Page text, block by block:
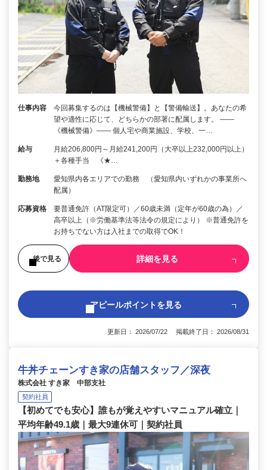
仕事内容
今回募集するのは【機械警備】と【警備輸送】。あなたの希
望や適性に応じて、どちらかの部署に配属します。 ――
《機械警備》―― 個人宅や商業施設、学校、一…
給与
月給206,800円～月給241,200円（大卒以上232,000円以上）
＋各種手当 《★…
勤務地
愛知県内各エリアでの勤務 （愛知県内いずれかの事業所へ
配属）
応募資格
要普通免許（AT限定可）／60歳未満（定年が60歳の為）／
高卒以上（※労働基準法等法令の規定により） ※普通免許を
お持ちでない方は入社までの取得でOK！
後で見る 詳細を見る
アピールポイントを見る
更新日： 2026/07/22 掲載終了日： 2026/08/31
牛丼チェーンすき家の店舗スタッフ／深夜
株式会社 すき家 中部支社
契約社員
【初めてでも安心】誰もが覚えやすいマニュアル確立｜
平均年齢49.1歳｜最大9連休可｜契約社員